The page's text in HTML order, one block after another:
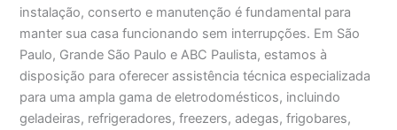
instalação, conserto e manutenção é fundamental para
manter sua casa funcionando sem interrupções. Em São
Paulo, Grande São Paulo e ABC Paulista, estamos à
disposição para oferecer assistência técnica especializada
para uma ampla gama de eletrodomésticos, incluindo
geladeiras, refrigeradores, freezers, adegas, frigobares,